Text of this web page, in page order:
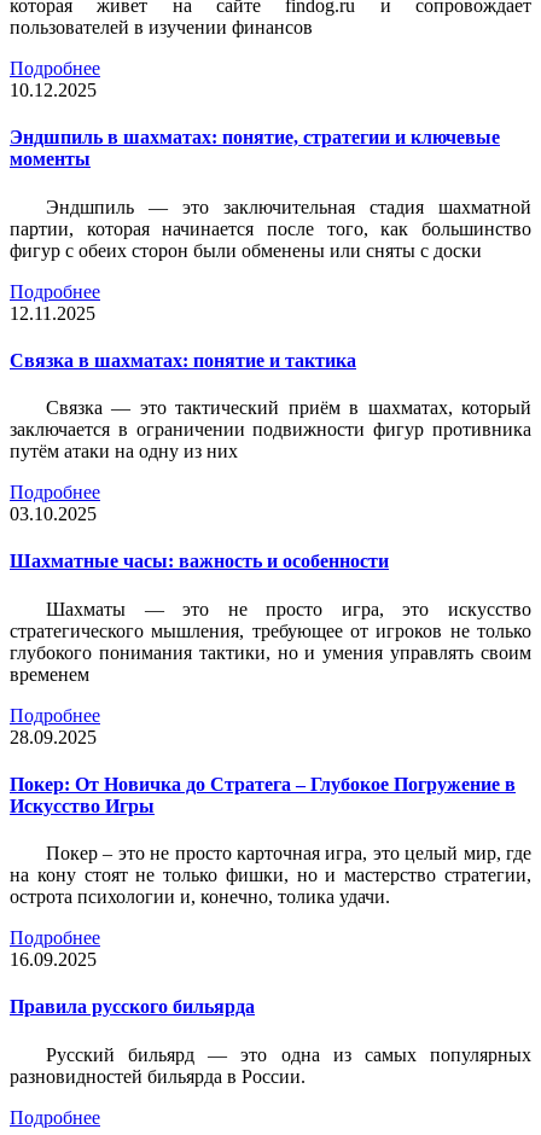
которая живет на сайте findog.ru и сопровождает
пользователей в изучении финансов
Подробнее
10.12.2025
Эндшпиль в шахматах: понятие, стратегии и ключевые
моменты
Эндшпиль — это заключительная стадия шахматной
партии, которая начинается после того, как большинство
фигур с обеих сторон были обменены или сняты с доски
Подробнее
12.11.2025
Связка в шахматах: понятие и тактика
Связка — это тактический приём в шахматах, который
заключается в ограничении подвижности фигур противника
путём атаки на одну из них
Подробнее
03.10.2025
Шахматные часы: важность и особенности
Шахматы — это не просто игра, это искусство
стратегического мышления, требующее от игроков не только
глубокого понимания тактики, но и умения управлять своим
временем
Подробнее
28.09.2025
Покер: От Новичка до Стратега – Глубокое Погружение в
Искусство Игры
Покер – это не просто карточная игра, это целый мир, где
на кону стоят не только фишки, но и мастерство стратегии,
острота психологии и, конечно, толика удачи.
Подробнее
16.09.2025
Правила русского бильярда
Русский бильярд — это одна из самых популярных
разновидностей бильярда в России.
Подробнее